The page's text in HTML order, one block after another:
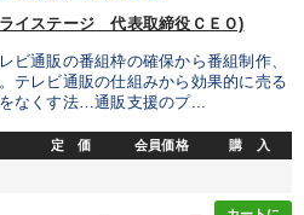
イステージ 代表取締役ＣＥＯ)
ビ通販の番組枠の確保から番組制作、
テレビ通販の仕組みから効果的に売る
なくす法…通販支援のプ...
定 価 会員価格 購 入